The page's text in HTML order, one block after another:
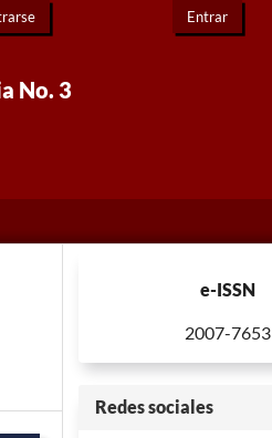
No. 3
Entrar
e-ISSN
2007-7653
Redes sociales